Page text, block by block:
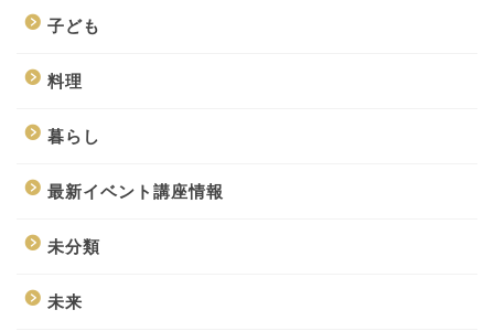
子ども
料理
暮らし
最新イベント講座情報
未分類
未来